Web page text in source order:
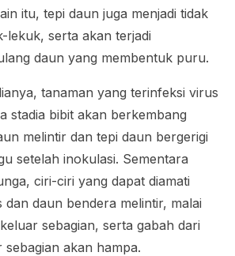
itu, tepi daun juga menjadi tidak
lekuk, serta akan terjadi
daun yang membentuk puru.
tanaman yang terinfeksi virus
stadia bibit akan berkembang
melintir dan tepi daun bergerigi
setelah inokulasi. Sementara
ciri-ciri yang dapat diamati
dan daun bendera melintir, malai
sebagian, serta gabah dari
sebagian akan hampa.